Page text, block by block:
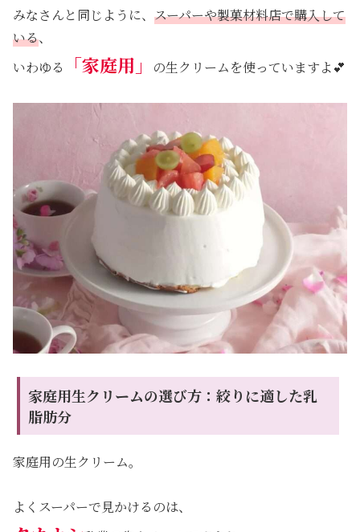
みなさんと同じように、 スーパーや製菓材料店で購入して
いる、
いわゆる
「家庭用」 の生クリームを使っていますよ💕
家庭用生クリームの選び方：絞りに適した乳
脂肪分
家庭用の生クリーム。
よくスーパーで見かけるのは、